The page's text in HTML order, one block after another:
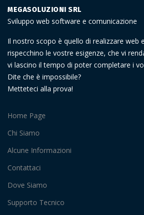
MEGASOLUZIONI SRL
Sviluppo web software e comunicazione
Il nostro scopo è quello di realizzare web
rispecchino le vostre esigenze, che vi
vi lascino il tempo di poter completare i
Dite che è impossibile?
Metteteci alla prova!
Home Page
Chi Siamo
Alcune Informazioni
Contattaci
Dove Siamo
Supporto Tecnico